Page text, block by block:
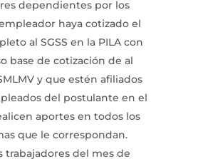
dependientes por los
haya cotizado el
al SGSS en la PILA con
base de cotización de al
y que estén afiliados
del postulante en el
aportes en todos los
que le correspondan.
trabajadores del mes de